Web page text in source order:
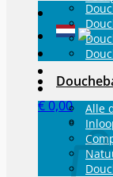
€0,00
Alle